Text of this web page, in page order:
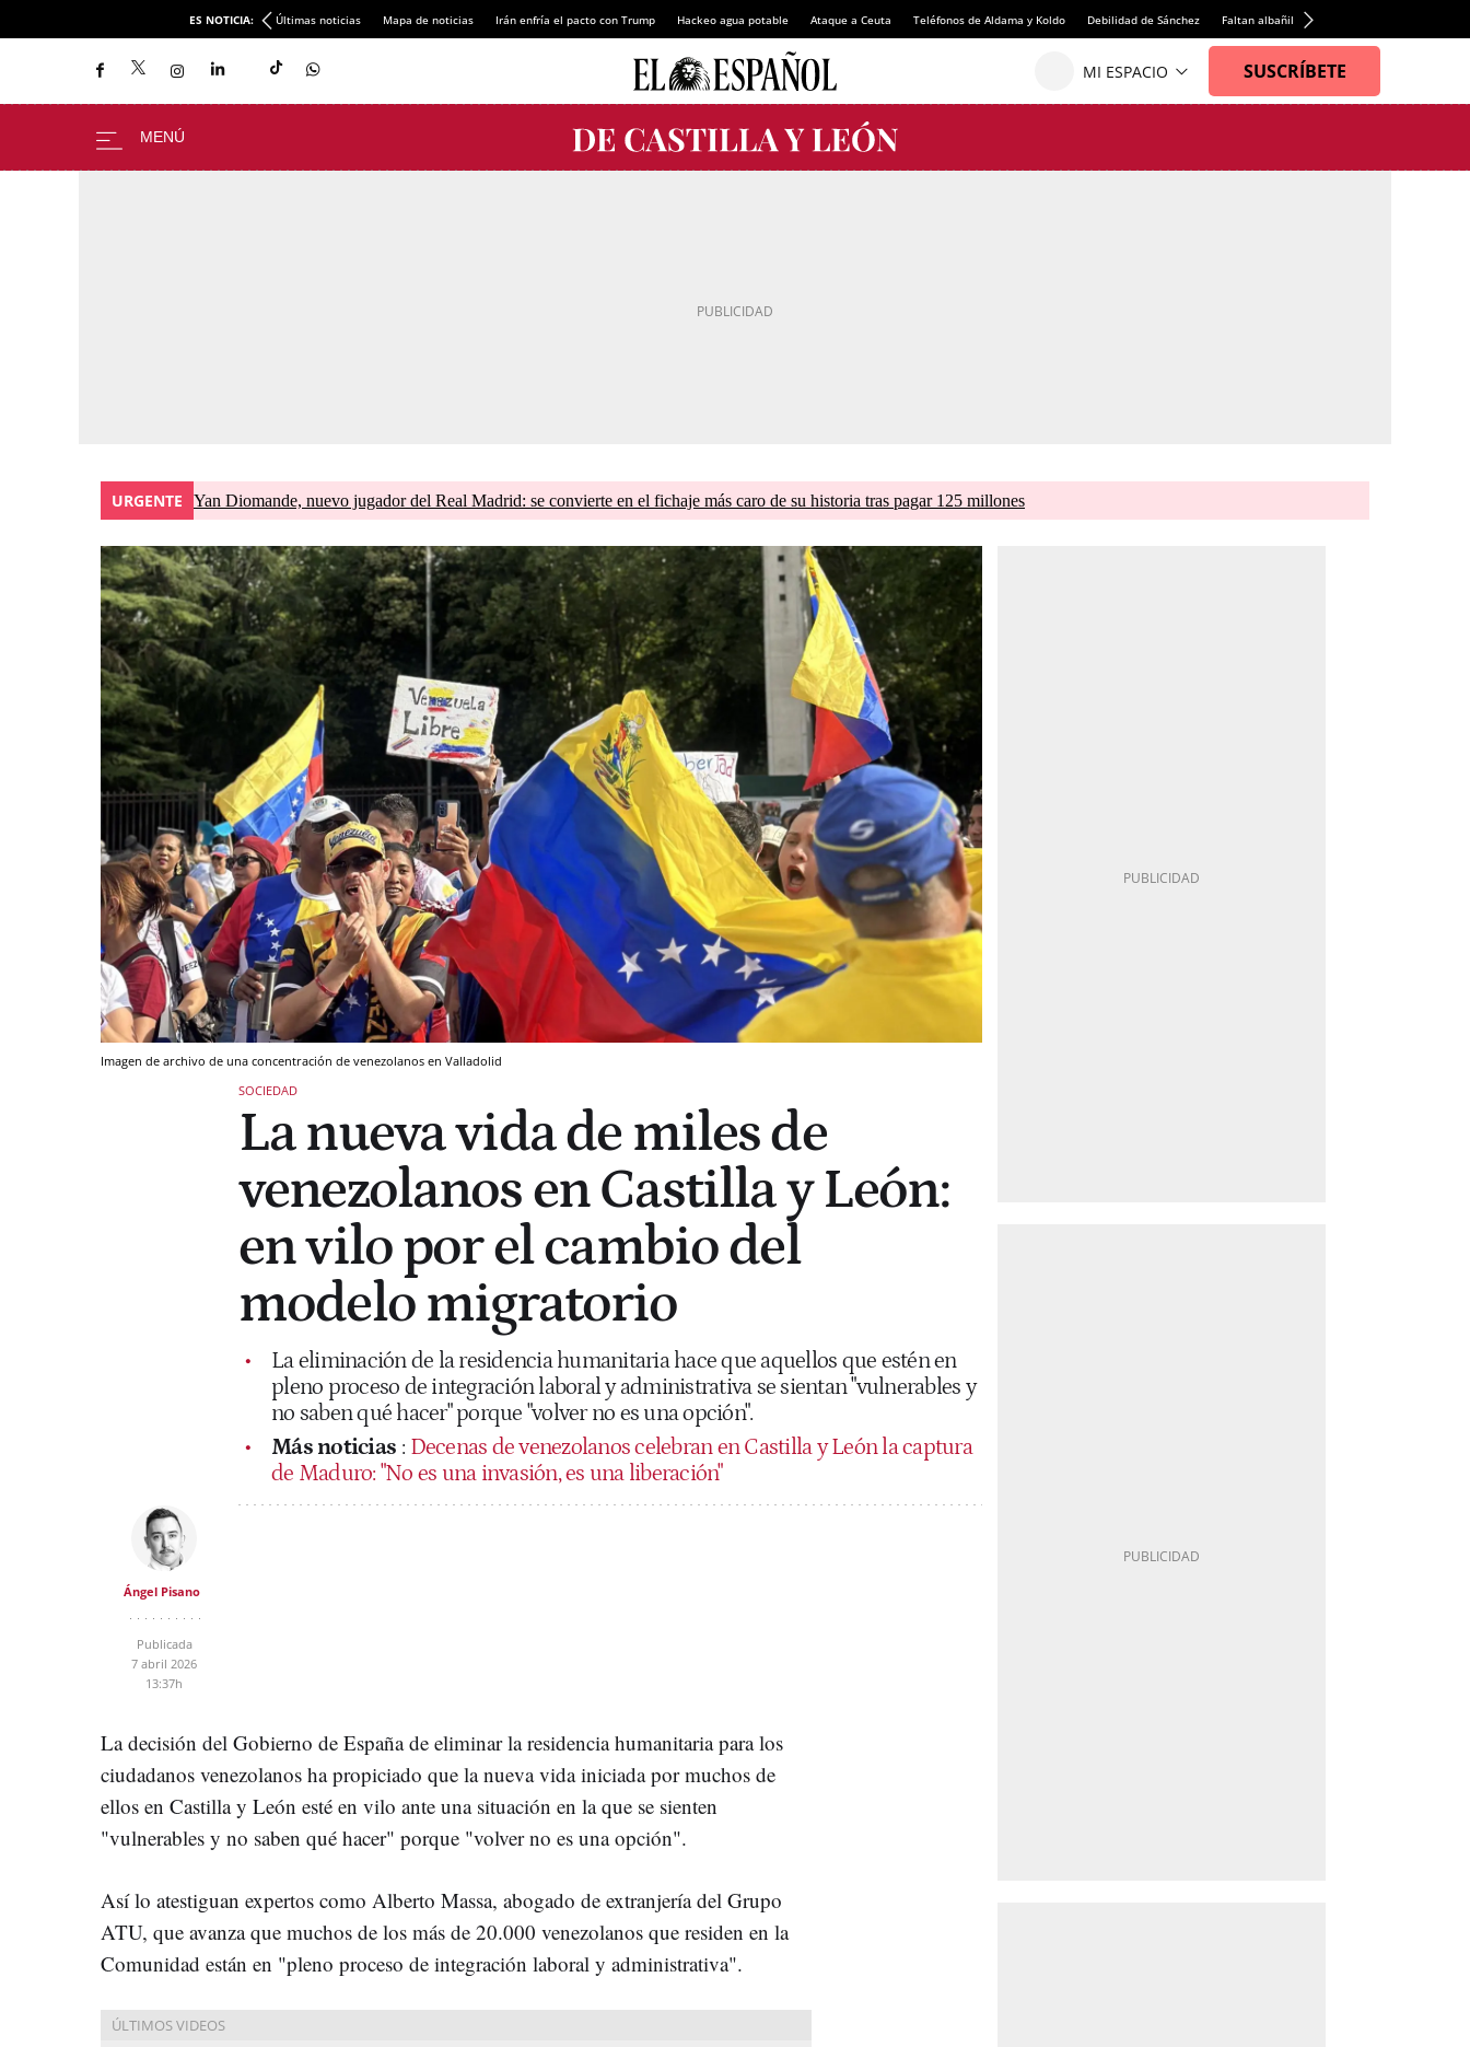
ES NOTICIA: Últimas noticias Mapa de noticias Irán enfría el pacto con Trump Hackeo agua potable Ataque a Ceuta Teléfonos de Aldama y Koldo Debilidad de Sánchez Faltan albañiles
URGENTE Yan Diomande, nuevo jugador del Real Madrid: se convierte en el fichaje más caro de su historia tras pagar 125 millones
Imagen de archivo de una concentración de venezolanos en Valladolid
SOCIEDAD
La nueva vida de miles de
venezolanos en Castilla y León:
en vilo por el cambio del
modelo migratorio
La eliminación de la residencia humanitaria hace que aquellos que estén en
pleno proceso de integración laboral y administrativa se sientan "vulnerables y
no saben qué hacer" porque "volver no es una opción".
Más noticias : Decenas de venezolanos celebran en Castilla y León la captura
de Maduro: "No es una invasión, es una liberación"
Ángel Pisano
Publicada
7 abril 2026
13:37h
La decisión del Gobierno de España de eliminar la residencia humanitaria para los
ciudadanos venezolanos ha propiciado que la nueva vida iniciada por muchos de
ellos en Castilla y León esté en vilo ante una situación en la que se sienten
"vulnerables y no saben qué hacer" porque "volver no es una opción".
Así lo atestiguan expertos como Alberto Massa, abogado de extranjería del Grupo
ATU, que avanza que muchos de los más de 20.000 venezolanos que residen en la
Comunidad están en "pleno proceso de integración laboral y administrativa".